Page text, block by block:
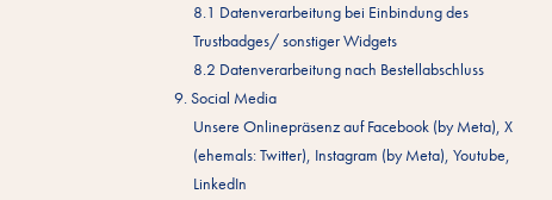
8.1 Datenverarbeitung bei Einbindung des
Trustbadges/ sonstiger Widgets
8.2 Datenverarbeitung nach Bestellabschluss
9. Social Media
Unsere Onlinepräsenz auf Facebook (by Meta), X
(ehemals: Twitter), Instagram (by Meta), Youtube,
LinkedIn